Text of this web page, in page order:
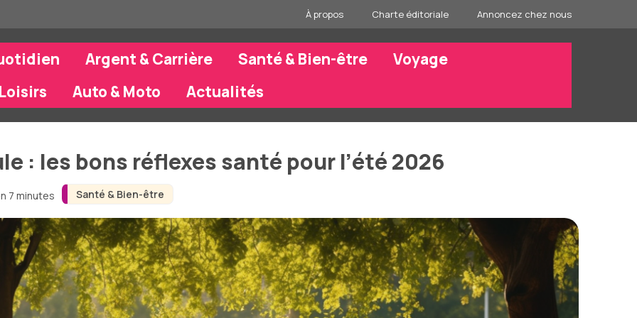
À propos Charte éditoriale Annoncez chez nous
Argent & Carrière Santé & Bien-être
Voyage
Auto & Moto Actualités
Santé & Bien-être
: les bons réflexes santé pour l’été 2026
7 minutes